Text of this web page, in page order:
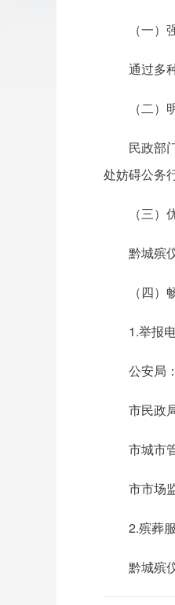
（一
通过多
（二
民政部
处妨碍公务
（三
黔城殡
（四
1.举报
公安局
市民政
市城市
市市场
2.殡葬
黔城殡